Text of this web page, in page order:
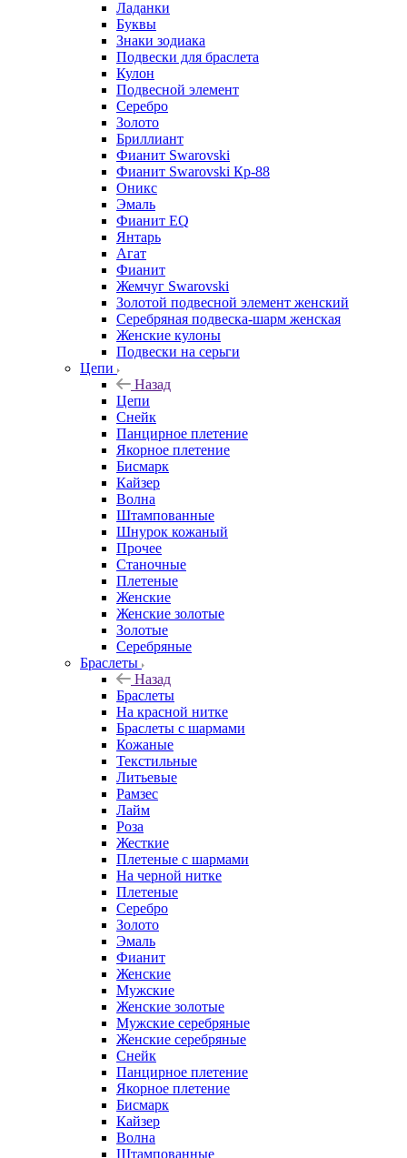
Ладанки
Буквы
Знаки зодиака
Подвески для браслета
Кулон
Подвесной элемент
Серебро
Золото
Бриллиант
Фианит Swarovski
Фианит Swarovski Кр-88
Оникс
Эмаль
Фианит EQ
Янтарь
Агат
Фианит
Жемчуг Swarovski
Золотой подвесной элемент женcкий
Серебряная подвеска-шарм женская
Женские кулоны
Подвески на серьги
Цепи
Назад
Цепи
Снейк
Панцирное плетение
Якорное плетение
Бисмарк
Кайзер
Волна
Штампованные
Шнурок кожаный
Прочее
Станочные
Плетеные
Женские
Женские золотые
Золотые
Серебряные
Браслеты
Назад
Браслеты
На красной нитке
Браслеты с шармами
Кожаные
Текстильные
Литьевые
Рамзес
Лайм
Роза
Жесткие
Плетеные с шармами
На черной нитке
Плетеные
Серебро
Золото
Эмаль
Фианит
Женские
Мужские
Женские золотые
Мужские серебряные
Женские серебряные
Снейк
Панцирное плетение
Якорное плетение
Бисмарк
Кайзер
Волна
Штампованные